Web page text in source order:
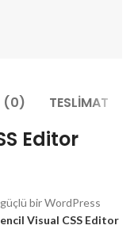
(0) TESLİMAT
Editor
güçlü bir WordPress
Visual CSS Editor